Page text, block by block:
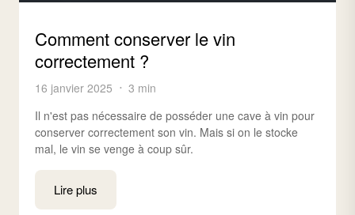
Comment conserver le vin
correctement ?
16 janvier 2025
3 min
Il n'est pas nécessaire de posséder une cave à vin pour
conserver correctement son vin. Mais si on le stocke
mal, le vin se venge à coup sûr.
Lire plus